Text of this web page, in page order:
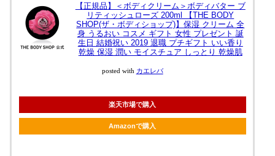
【正規品】＜ボディクリーム＞ボディバター ブ
リティッシュローズ 200ml 【THE BODY
SHOP(ザ・ボディショップ)】保湿 クリーム 全
身 うるおい コスメ ギフト 女性 プレゼント 誕
生日 結婚祝い 2019 退職 プチギフト いい香り
乾燥 保湿 潤い モイスチュア しっとり 乾燥肌
posted with カエレバ
楽天市場で購入
Amazonで購入